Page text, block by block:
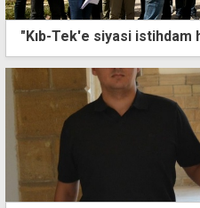
"Kıb-Tek'e siyasi istihdam